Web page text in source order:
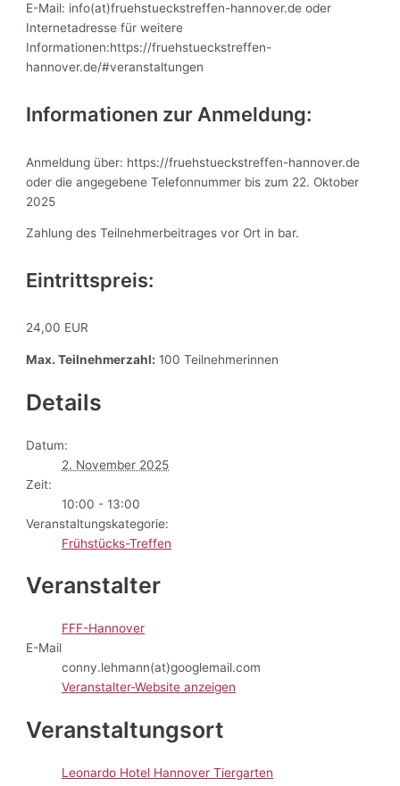
E-Mail: info(at)fruehstueckstreffen-hannover.de oder
Internetadresse für weitere
Informationen:https://fruehstueckstreffen-
hannover.de/#veranstaltungen
Informationen zur Anmeldung:
Anmeldung über: https://fruehstueckstreffen-hannover.de
oder die angegebene Telefonnummer bis zum 22. Oktober
2025
Zahlung des Teilnehmerbeitrages vor Ort in bar.
Eintrittspreis:
24,00 EUR
Max. Teilnehmerzahl: 100 Teilnehmerinnen
Details
Datum:
2. November 2025
Zeit:
10:00 - 13:00
Veranstaltungskategorie:
Frühstücks-Treffen
Veranstalter
FFF-Hannover
E-Mail
conny.lehmann(at)googlemail.com
Veranstalter-Website anzeigen
Veranstaltungsort
Leonardo Hotel Hannover Tiergarten